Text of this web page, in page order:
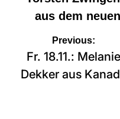
aus dem neuen
Previous:
Fr. 18.11.: Melanie
Dekker aus